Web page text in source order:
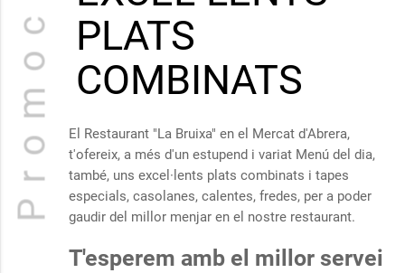
PLATS
COMBINATS
El Restaurant "La Bruixa" en el Mercat d'Abrera,
t'ofereix, a més d'un estupend i variat Menú del dia,
també, uns excel·lents plats combinats i tapes
especials, casolanes, calentes, fredes, per a poder
gaudir del millor menjar en el nostre restaurant.
T'esperem amb el millor servei